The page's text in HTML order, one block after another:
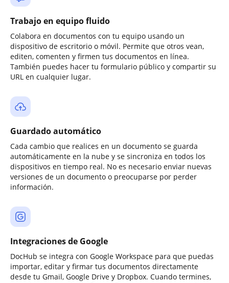
Trabajo en equipo fluido
Colabora en documentos con tu equipo usando un
dispositivo de escritorio o móvil. Permite que otros vean,
editen, comenten y firmen tus documentos en línea.
También puedes hacer tu formulario público y compartir su
URL en cualquier lugar.
Guardado automático
Cada cambio que realices en un documento se guarda
automáticamente en la nube y se sincroniza en todos los
dispositivos en tiempo real. No es necesario enviar nuevas
versiones de un documento o preocuparse por perder
información.
Integraciones de Google
DocHub se integra con Google Workspace para que puedas
importar, editar y firmar tus documentos directamente
desde tu Gmail, Google Drive y Dropbox. Cuando termines,